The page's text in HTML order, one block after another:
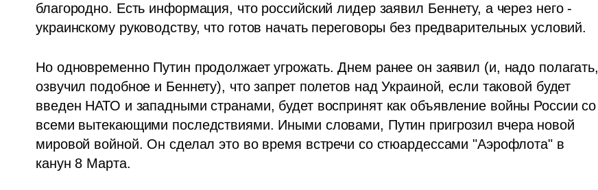
благородно. Есть информация, что российский лидер заявил Беннету, а через него -
украинскому руководству, что готов начать переговоры без предварительных условий.
Но одновременно Путин продолжает угрожать. Днем ранее он заявил (и, надо полагать,
озвучил подобное и Беннету), что запрет полетов над Украиной, если таковой будет
введен НАТО и западными странами, будет воспринят как объявление войны России со
всеми вытекающими последствиями. Иными словами, Путин пригрозил вчера новой
мировой войной. Он сделал это во время встречи со стюардессами "Аэрофлота" в
канун 8 Марта.